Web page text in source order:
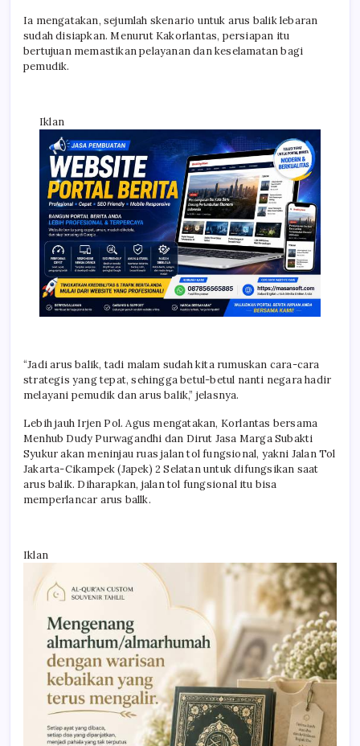
Ia mengatakan, sejumlah skenario untuk arus balik lebaran
sudah disiapkan. Menurut Kakorlantas, persiapan itu
bertujuan memastikan pelayanan dan keselamatan bagi
pemudik.
Iklan
“Jadi arus balik, tadi malam sudah kita rumuskan cara-cara
strategis yang tepat, sehingga betul-betul nanti negara hadir
melayani pemudik dan arus balik,” jelasnya.
Lebih jauh Irjen Pol. Agus mengatakan, Korlantas bersama
Menhub Dudy Purwagandhi dan Dirut Jasa Marga Subakti
Syukur akan meninjau ruas jalan tol fungsional, yakni Jalan Tol
Jakarta-Cikampek (Japek) 2 Selatan untuk difungsikan saat
arus balik. Diharapkan, jalan tol fungsional itu bisa
memperlancar arus ballk.
Iklan